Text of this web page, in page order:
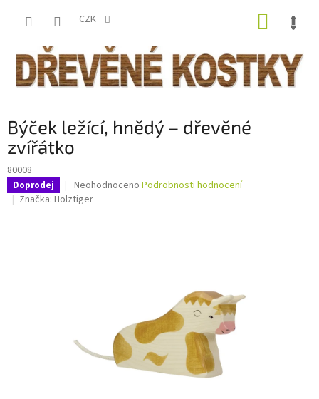
CZK
Býček ležící, hnědý – dřevěné
zvířátko
80008
Doprodej
Průměrné
hodnocení
Neohodnoceno Podrobnosti hodnocení
Značka: Holztiger